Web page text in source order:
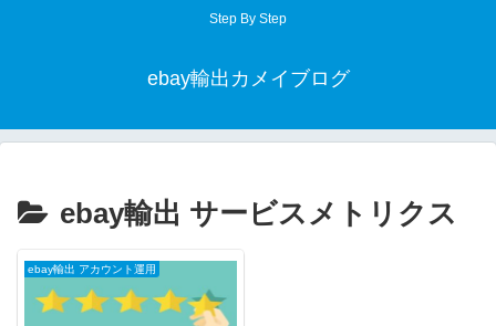
Step By Step
ebay輸出カメイブログ
ebay輸出 サービスメトリクス
ebay輸出 アカウント運用